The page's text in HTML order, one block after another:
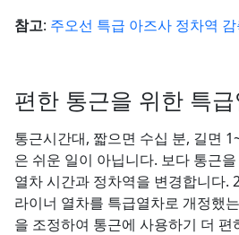
참고: 주오선 특급 아즈사 정차역
편한 통근을 위한 특
통근시간대, 짧으면 수십 분, 길면
은 쉬운 일이 아닙니다. 보다 통근
열차 시간과 정차역을 변경합니다.
라이너 열차를 특급열차로 개정했
을 조정하여 통근에 사용하기 더 편